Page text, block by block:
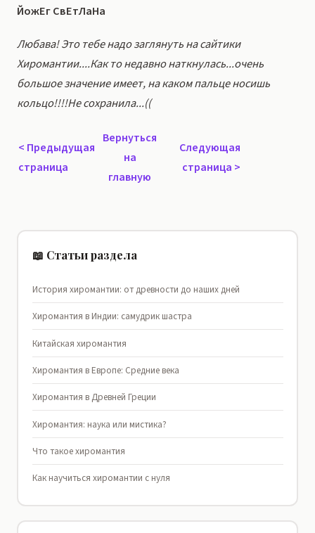
ЙожЕг СвЕтЛаНа
Любава! Это тебе надо заглянуть на сайтики
Хиромантии....Как то недавно наткнулась...очень
большое значение имеет, на каком пальце носишь
кольцо!!!!Не сохранила...((
< Предыдущая
страница
Вернуться
на
главную
Следующая
страница >
📖 Статьи раздела
История хиромантии: от древности до наших дней
Хиромантия в Индии: самудрик шастра
Китайская хиромантия
Хиромантия в Европе: Средние века
Хиромантия в Древней Греции
Хиромантия: наука или мистика?
Что такое хиромантия
Как научиться хиромантии с нуля